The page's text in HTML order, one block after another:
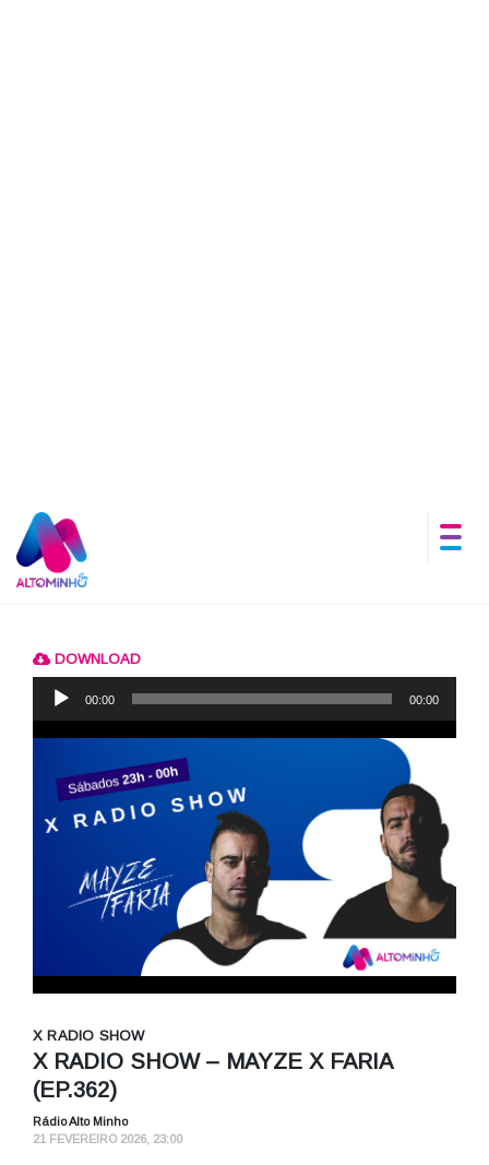
DOWNLOADReprodutor
00:00 00:00
X RADIO SHOW
X RADIO SHOW – MAYZE X FARIA
(EP.362)
Rádio Alto Minho
21 FEVEREIRO 2026, 23:00